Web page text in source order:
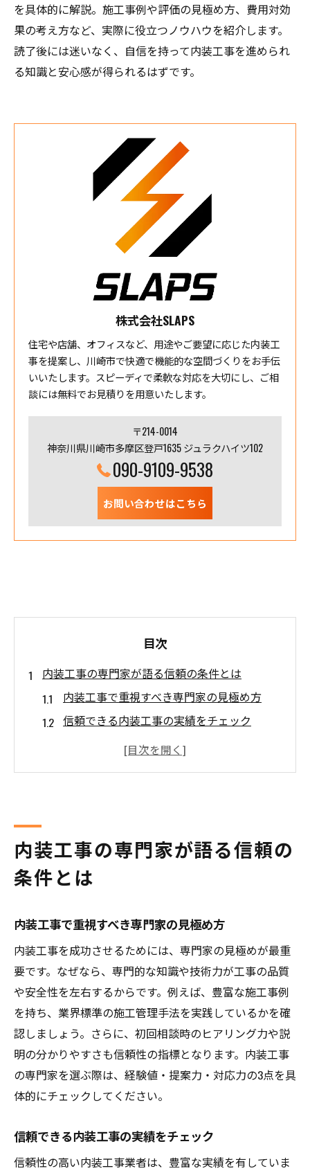
を具体的に解説。施工事例や評価の見極め方、費用対効
果の考え方など、実際に役立つノウハウを紹介します。
読了後には迷いなく、自信を持って内装工事を進められ
る知識と安心感が得られるはずです。
株式会社SLAPS
住宅や店舗、オフィスなど、用途やご要望に応じた内装工
事を提案し、川崎市で快適で機能的な空間づくりをお手伝
いいたします。スピーディで柔軟な対応を大切にし、ご相
談には無料でお見積りを用意いたします。
〒214-0014
神奈川県川崎市多摩区登戸1635 ジュラクハイツ102
090-9109-9538
お問い合わせはこちら
目次
内装工事の専門家が語る信頼の条件とは
内装工事で重視すべき専門家の見極め方
信頼できる内装工事の実績をチェック
内装工事専門家の資格と経験の重要性
業者選びで失敗しない内装工事の秘訣
内装工事で信頼できる業者選びの基準
内装工事業者の見積もり内容を徹底解説
内装工事で後悔しない契約時の注意点
内装工事専門家の選び方で失敗を防ぐ
内装工事の業者比較で納得の選択をする方
法
内装工事ならプロの視点を活かす方法
内装工事のプロが大切にする提案力とは
専門家視点で考える内装工事の進め方
内装工事専門家との打ち合わせのコツ
内装工事プロの提案を最大限活用する方法
内装工事の専門家が語る信頼の
条件とは
内装工事で重視すべき専門家の見極め方
内装工事を成功させるためには、専門家の見極めが最重
要です。なぜなら、専門的な知識や技術力が工事の品質
や安全性を左右するからです。例えば、豊富な施工事例
を持ち、業界標準の施工管理手法を実践しているかを確
認しましょう。さらに、初回相談時のヒアリング力や説
明の分かりやすさも信頼性の指標となります。内装工事
の専門家を選ぶ際は、経験値・提案力・対応力の3点を具
体的にチェックしてください。
信頼できる内装工事の実績をチェック
信頼性の高い内装工事業者は、豊富な実績を有していま